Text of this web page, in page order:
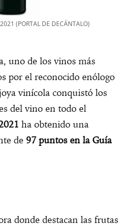
(PORTAL DE DECÁNTALO)
uno de los vinos más
por el reconocido enólogo
vinícola conquistó los
del vino en todo el
ha obtenido una
de 97 puntos en la Guía
donde destacan las frutas